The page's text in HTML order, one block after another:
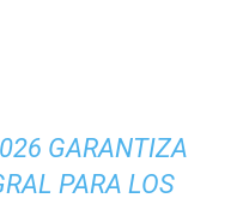
GARANTIZA
PARA LOS